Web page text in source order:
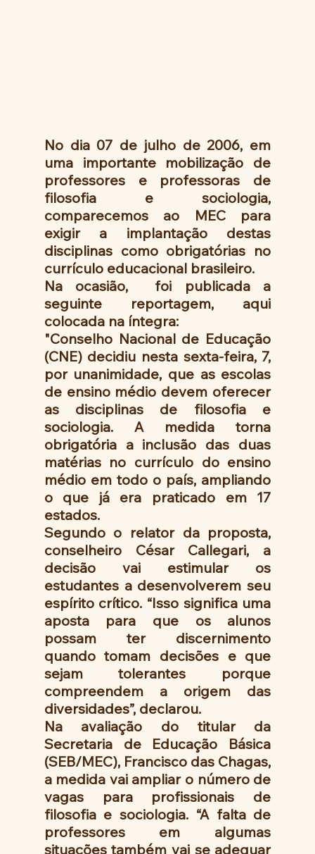
No dia 07 de julho de 2006, em
uma importante mobilização de
professores e professoras de
filosofia e sociologia,
comparecemos ao MEC para
exigir a implantação destas
disciplinas como obrigatórias no
currículo educacional brasileiro.
Na ocasião,  foi publicada a
seguinte reportagem, aqui
colocada na íntegra:
"Conselho Nacional de Educação
(CNE) decidiu nesta sexta-feira, 7,
por unanimidade, que as escolas
de ensino médio devem oferecer
as disciplinas de filosofia e
sociologia. A medida torna
obrigatória a inclusão das duas
matérias no currículo do ensino
médio em todo o país, ampliando
o que já era praticado em 17
estados.
Segundo o relator da proposta,
conselheiro César Callegari, a
decisão vai estimular os
estudantes a desenvolverem seu
espírito crítico. “Isso significa uma
aposta para que os alunos
possam ter discernimento
quando tomam decisões e que
sejam tolerantes porque
compreendem a origem das
diversidades”, declarou.
Na avaliação do titular da
Secretaria de Educação Básica
(SEB/MEC), Francisco das Chagas,
a medida vai ampliar o número de
vagas para profissionais de
filosofia e sociologia. “A falta de
professores em algumas
situações também vai se adequar